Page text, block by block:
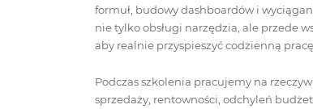
formuł, budowy dashboardów i
nie tylko obsługi narzędzia, ale przede
aby realnie przyspieszyć codzienną
Podczas szkolenia pracujemy na
sprzedaży, rentowności, odchyleń